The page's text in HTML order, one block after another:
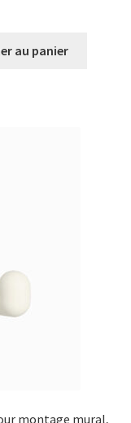
au panier
montage mural,